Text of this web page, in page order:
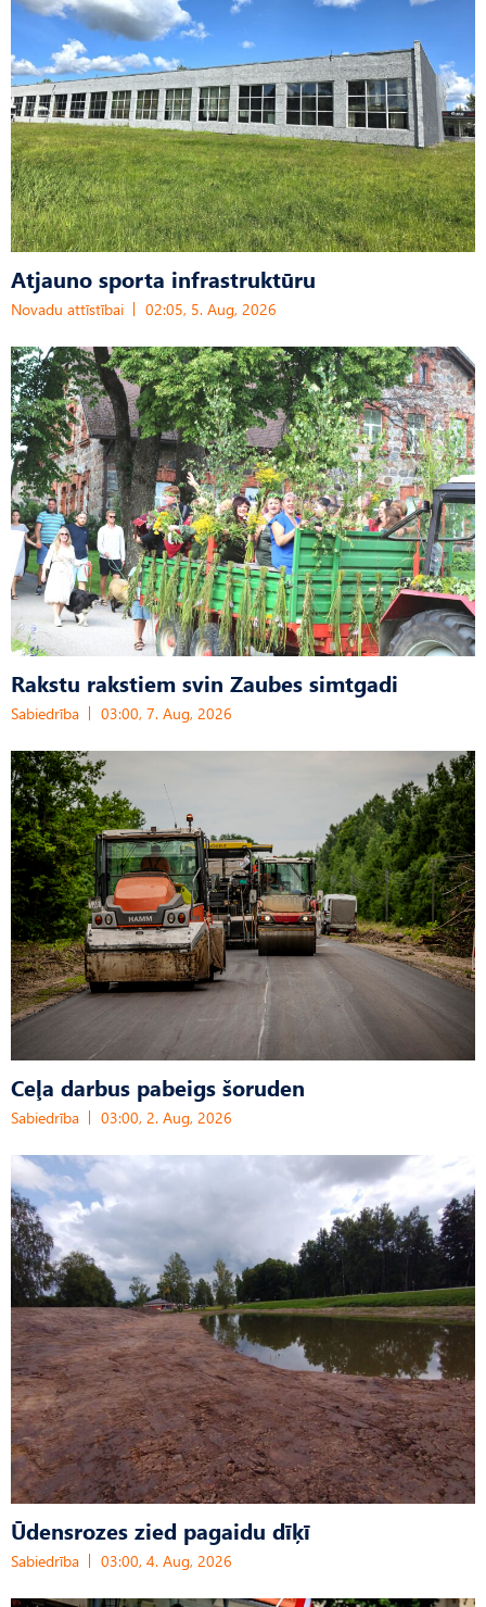
Atjauno sporta infrastruktūru
Novadu attīstībai 02:05, 5. Aug, 2026
Rakstu rakstiem svin Zaubes simtgadi
Sabiedrība 03:00, 7. Aug, 2026
Ceļa darbus pabeigs šoruden
Sabiedrība 03:00, 2. Aug, 2026
Ūdensrozes zied pagaidu dīķī
Sabiedrība 03:00, 4. Aug, 2026